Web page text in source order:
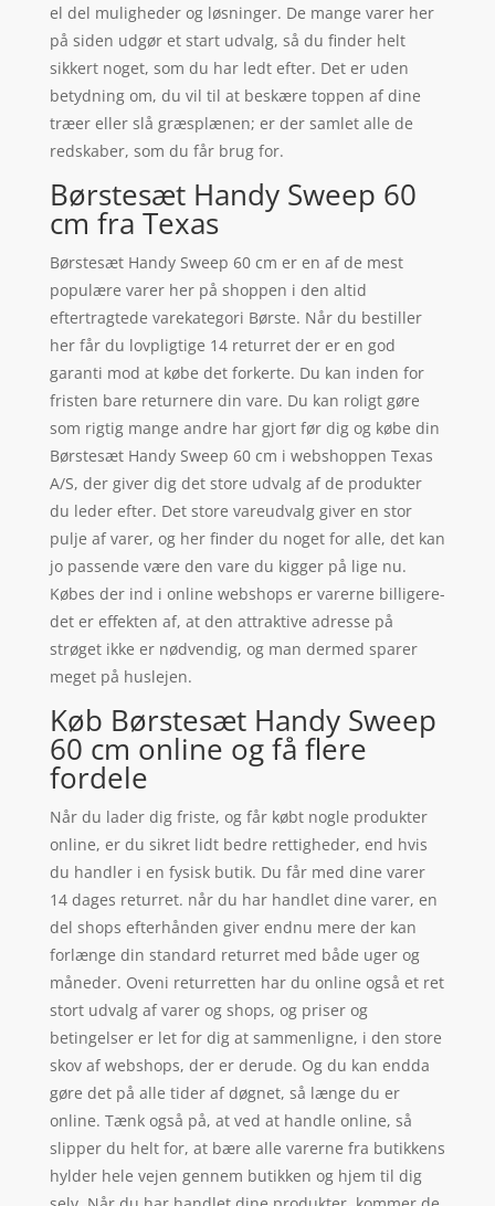
el del muligheder og løsninger. De mange varer her
på siden udgør et start udvalg, så du finder helt
sikkert noget, som du har ledt efter. Det er uden
betydning om, du vil til at beskære toppen af dine
træer eller slå græsplænen; er der samlet alle de
redskaber, som du får brug for.
Børstesæt Handy Sweep 60
cm fra Texas
Børstesæt Handy Sweep 60 cm er en af de mest
populære varer her på shoppen i den altid
eftertragtede varekategori Børste. Når du bestiller
her får du lovpligtige 14 returret der er en god
garanti mod at købe det forkerte. Du kan inden for
fristen bare returnere din vare. Du kan roligt gøre
som rigtig mange andre har gjort før dig og købe din
Børstesæt Handy Sweep 60 cm i webshoppen Texas
A/S, der giver dig det store udvalg af de produkter
du leder efter. Det store vareudvalg giver en stor
pulje af varer, og her finder du noget for alle, det kan
jo passende være den vare du kigger på lige nu.
Købes der ind i online webshops er varerne billigere-
det er effekten af, at den attraktive adresse på
strøget ikke er nødvendig, og man dermed sparer
meget på huslejen.
Køb Børstesæt Handy Sweep
60 cm online og få flere
fordele
Når du lader dig friste, og får købt nogle produkter
online, er du sikret lidt bedre rettigheder, end hvis
du handler i en fysisk butik. Du får med dine varer
14 dages returret. når du har handlet dine varer, en
del shops efterhånden giver endnu mere der kan
forlænge din standard returret med både uger og
måneder. Oveni returretten har du online også et ret
stort udvalg af varer og shops, og priser og
betingelser er let for dig at sammenligne, i den store
skov af webshops, der er derude. Og du kan endda
gøre det på alle tider af døgnet, så længe du er
online. Tænk også på, at ved at handle online, så
slipper du helt for, at bære alle varerne fra butikkens
hylder hele vejen gennem butikken og hjem til dig